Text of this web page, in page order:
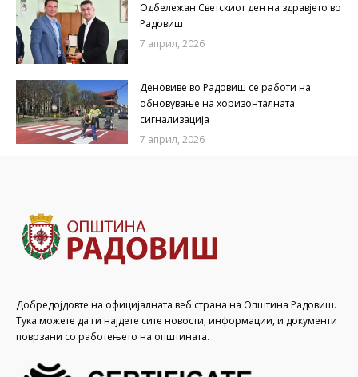
Одбележан Светскиот ден на здравјето во
Радовиш
7 април, 2026
Деновиве во Радовиш се работи на
обновување на хоризонталната
сигнализација
7 април, 2026
Добредојдовте на официјалната веб страна на Општина Радовиш.
Тука можете да ги најдете сите новости, информации, и документи
поврзани со работењето на општината.